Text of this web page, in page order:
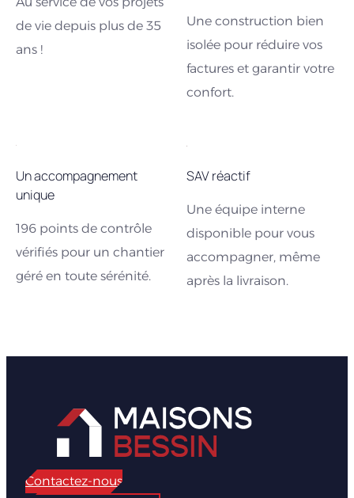
de vie depuis plus de 35
ans !
Une construction bien
isolée pour réduire vos
factures et garantir votre
confort.
Un accompagnement
unique
196 points de contrôle
vérifiés pour un chantier
géré en toute sérénité.
SAV réactif
Une équipe interne
disponible pour vous
accompagner, même
après la livraison.
Contactez-nous